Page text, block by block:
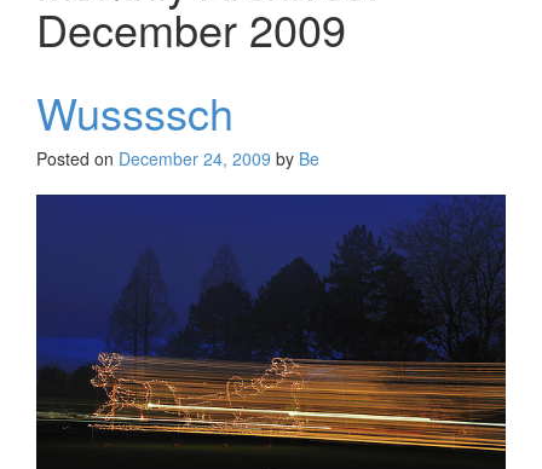
December 2009
Wussssch
Posted on December 24, 2009 by Be